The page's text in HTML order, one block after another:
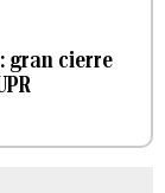
gran cierre